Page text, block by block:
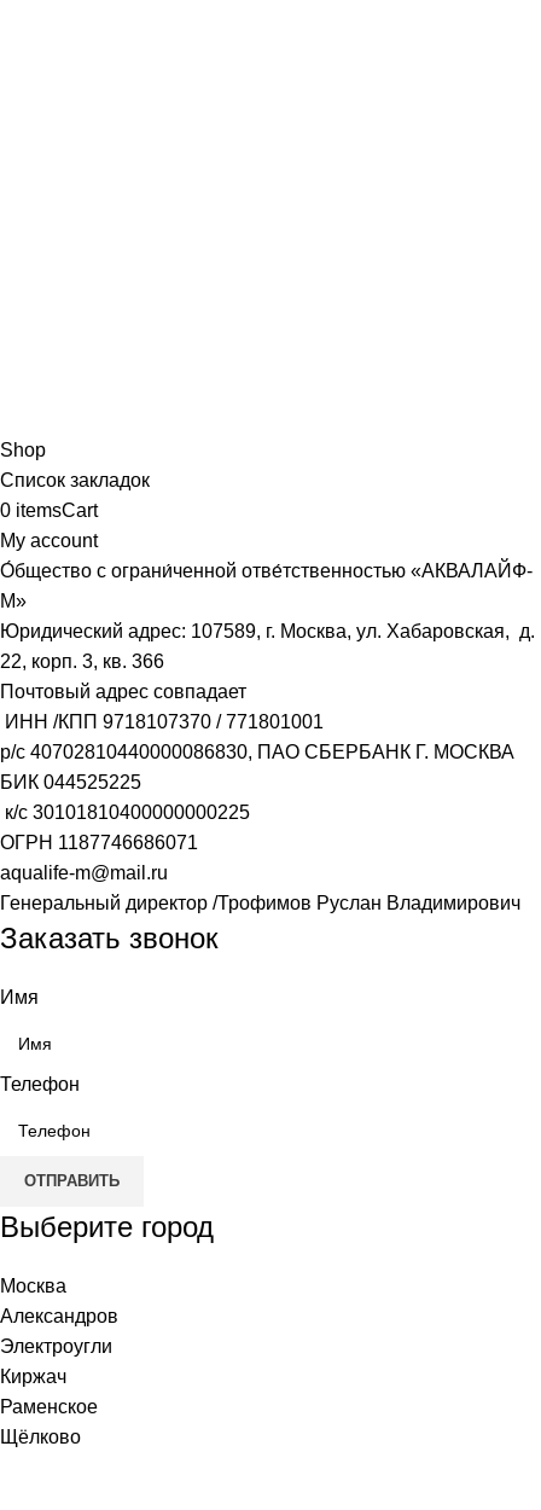
Shop
Список закладок
0 itemsCart
My account
О́бщество с ограни́ченной отве́тственностью «АКВАЛАЙФ-
М»
Юридический адрес: 107589, г. Москва, ул. Хабаровская, д.
22, корп. 3, кв. 366
Почтовый адрес совпадает
ИНН /КПП 9718107370 /771801001
р/с 40702810440000086830, ПАО СБЕРБАНК Г. МОСКВА
БИК 044525225
к/с 30101810400000000225
ОГРН 1187746686071
aqualife-m@mail.ru
Генеральный директор /Трофимов Руслан Владимирович
Заказать звонок
Имя
Телефон
ОТПРАВИТЬ
Выберите город
Москва
Александров
Электроугли
Киржач
Раменское
Щёлково